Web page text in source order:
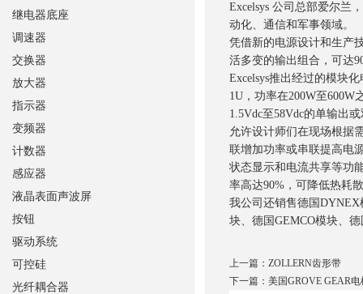
Excelsys 公司总部爱尔兰
动化、通信和军事领域。
凭借新的电源设计和生产
活多变的输出组合，可达
Excelsys推出经过的模块
1U，功率在200W至
1.5Vdc至58Vdc的单输出
允许设计师们在现场根据
联增加功率或串联提高电
状态显示和电流共享等功
率高达90%，可降低热耗
我公司还销售德国DYNEX
块、德国GEMCO模块、
上一篇： ZOLLERN齿形带
下一篇： 美国GROVE GEAR电
继电器底座
调速器
交换器
放大器
指示器
变频器
计数器
感应器
液晶表面声波屏
按钮
驱动系统
可控硅
光纤耦合器